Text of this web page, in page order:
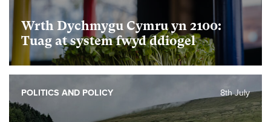
Wrth Dychmygu Cymru yn 2100:
Tuag at system fwyd ddiogel
8th July
POLITICS AND POLICY